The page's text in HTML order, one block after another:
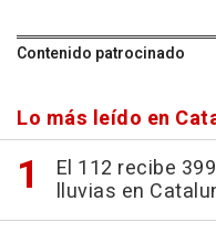
Contenido patrocinado
Lo más leído en
El 112 recibe
lluvias en